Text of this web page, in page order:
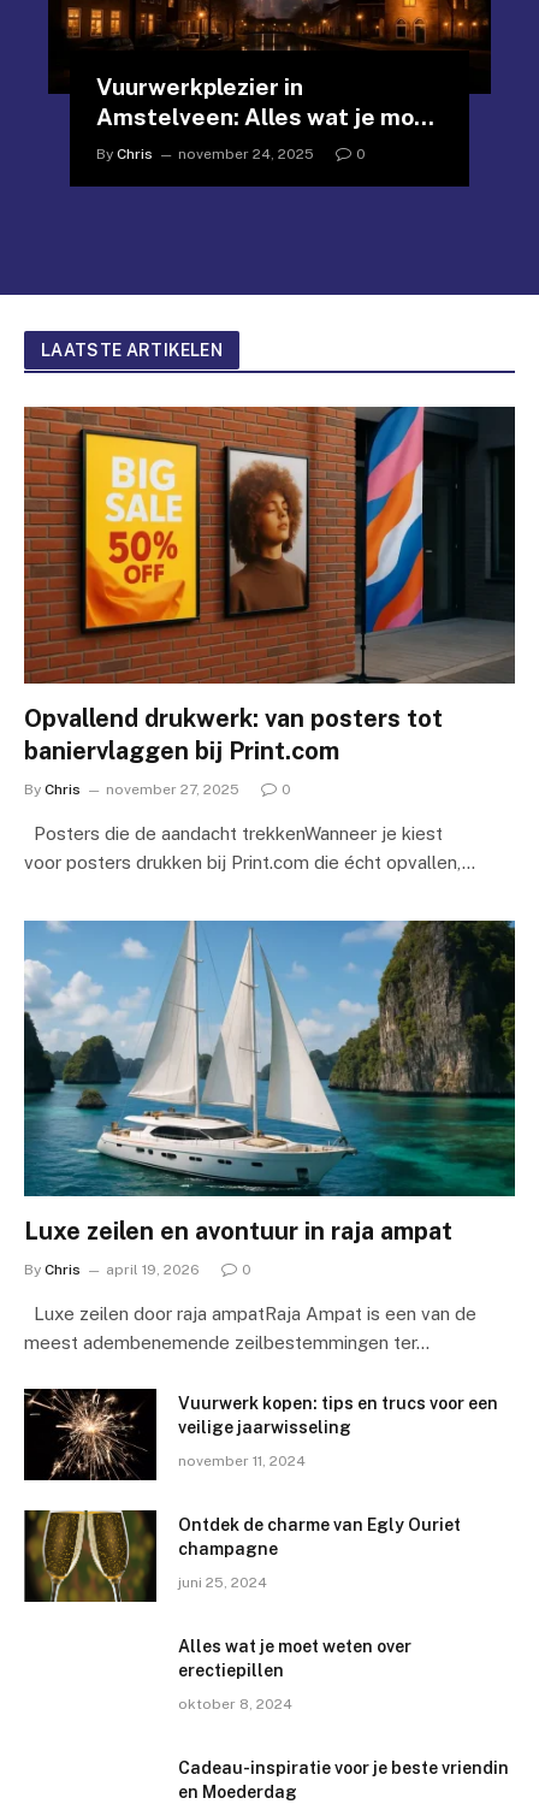
Vuurwerkplezier in
Amstelveen: Alles wat je moet
weten voor een spectaculaire
By Chris november 24, 2025 0
LAATSTE ARTIKELEN
Opvallend drukwerk: van posters tot
baniervlaggen bij Print.com
By Chris november 27, 2025 0
Posters die de aandacht trekkenWanneer je kiest
voor posters drukken bij Print.com die écht opvallen,…
Luxe zeilen en avontuur in raja ampat
By Chris april 19, 2026 0
Luxe zeilen door raja ampatRaja Ampat is een van de
meest adembenemende zeilbestemmingen ter…
Vuurwerk kopen: tips en trucs voor een
veilige jaarwisseling
november 11, 2024
Ontdek de charme van Egly Ouriet
champagne
juni 25, 2024
Alles wat je moet weten over
erectiepillen
oktober 8, 2024
Cadeau-inspiratie voor je beste vriendin
en Moederdag